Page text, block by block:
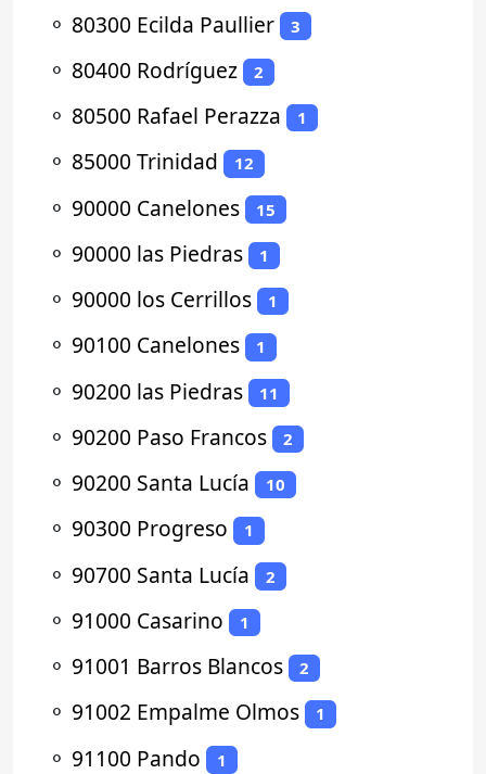
⚬ 80300 Ecilda Paullier 3
⚬ 80400 Rodríguez 2
⚬ 80500 Rafael Perazza 1
⚬ 85000 Trinidad 12
⚬ 90000 Canelones 15
⚬ 90000 las Piedras 1
⚬ 90000 los Cerrillos 1
⚬ 90100 Canelones 1
⚬ 90200 las Piedras 11
⚬ 90200 Paso Francos 2
⚬ 90200 Santa Lucía 10
⚬ 90300 Progreso 1
⚬ 90700 Santa Lucía 2
⚬ 91000 Casarino 1
⚬ 91001 Barros Blancos 2
⚬ 91002 Empalme Olmos 1
⚬ 91100 Pando 1